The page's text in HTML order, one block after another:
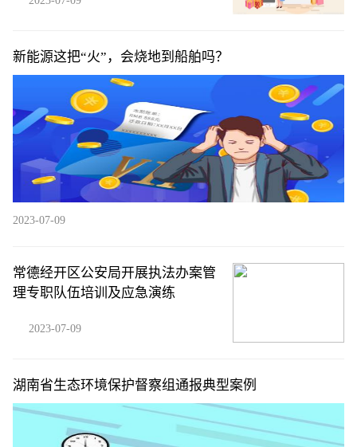
新能源这把“火”，会烧地到船舶吗？
2023-07-09
常德经开区公安局开展执法办案管
理专职队伍培训及应急演练
2023-07-09
湖南省生态环境保护督察组通报典型案例